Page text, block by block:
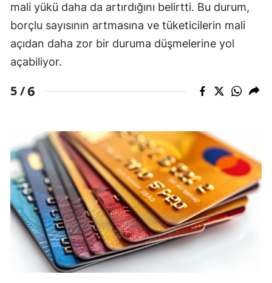
mali yükü daha da artırdığını belirtti. Bu durum,
borçlu sayısının artmasına ve tüketicilerin mali
açıdan daha zor bir duruma düşmelerine yol
açabiliyor.
5 /6